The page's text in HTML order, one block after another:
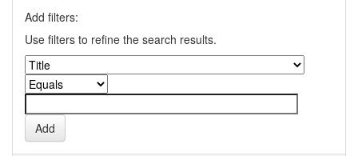
Add filters:
Use filters to refine the search results.